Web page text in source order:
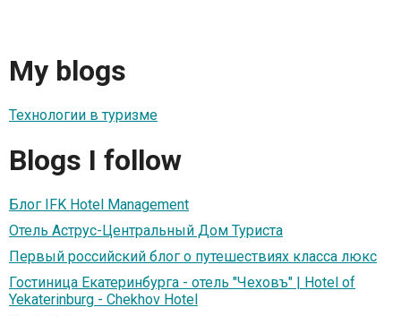
My blogs
Технологии в туризме
Blogs I follow
Блог IFK Hotel Management
Отель Аструс-Центральный Дом Туриста
Первый российский блог о путешествиях класса люкс
Гостиница Екатеринбурга - отель "Чеховъ" | Hotel of
Yekaterinburg - Chekhov Hotel